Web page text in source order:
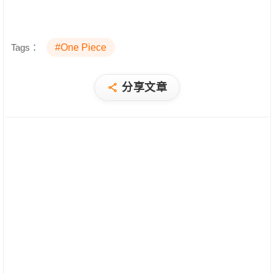
Tags： #One Piece
分享文章